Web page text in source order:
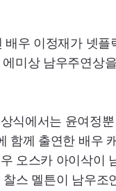
배우 이정재가 넷플
미상 남우주연상
식에서는 윤여정
함께 출연한 배우
오스카 아이삭이
스 멜튼이 남우조